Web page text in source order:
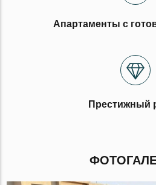
Апартаменты с
Престижный